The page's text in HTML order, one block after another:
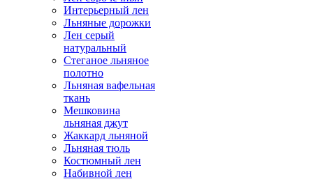
Интерьерный лен
Льняные дорожки
Лен серый
натуральный
Стеганое льняное
полотно
Льняная вафельная
ткань
Мешковина
льняная джут
Жаккард льняной
Льняная тюль
Костюмный лен
Набивной лен